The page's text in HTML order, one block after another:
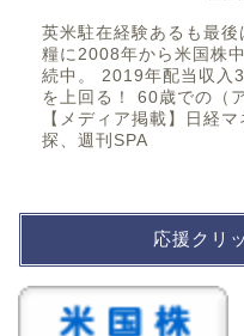
英米駐在経験あるも最
糧に2008年から米国株
続中。 2019年配当収入
を上回る！ 60歳での（
【メディア掲載】日経
探、週刊SPA
応援クリ